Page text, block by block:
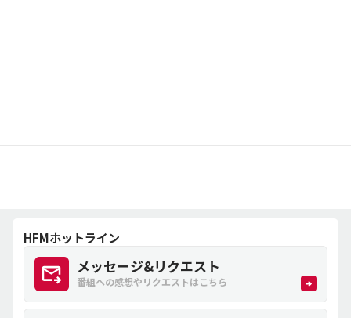
HFMホットライン
メッセージ&リクエスト
番組への感想やリクエストはこちら